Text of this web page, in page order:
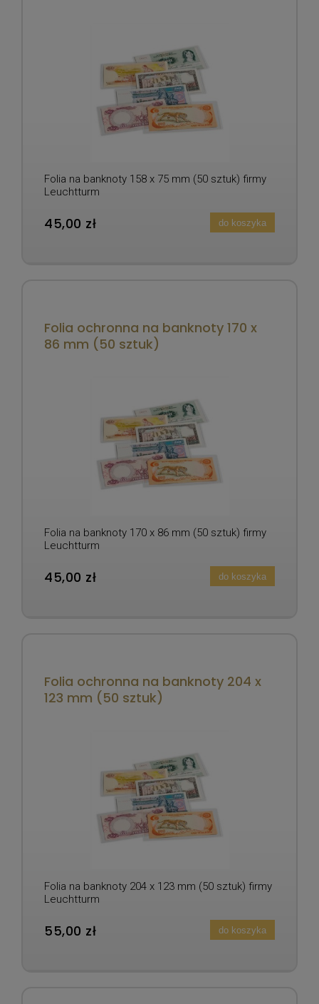
Folia na banknoty 158 x 75 mm (50 sztuk) firmy
Leuchtturm
45,00 zł do koszyka
Folia ochronna na banknoty 170 x
86 mm (50 sztuk)
Folia na banknoty 170 x 86 mm (50 sztuk) firmy
Leuchtturm
45,00 zł do koszyka
Folia ochronna na banknoty 204 x
123 mm (50 sztuk)
Folia na banknoty 204 x 123 mm (50 sztuk) firmy
Leuchtturm
55,00 zł do koszyka